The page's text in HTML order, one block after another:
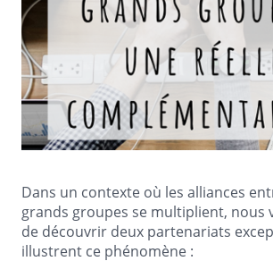
Dans un contexte où les alliances
grands groupes se multiplient, nous
de découvrir deux partenariats
illustrent ce phénomène :